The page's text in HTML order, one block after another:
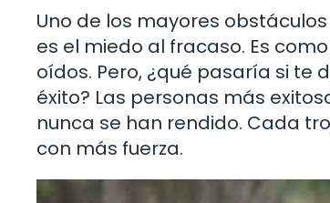
Uno de los mayores
es el miedo al fracaso. Es
oídos. Pero, ¿qué pasaría si te
éxito? Las personas más
nunca se han rendido. Cada
con más fuerza.